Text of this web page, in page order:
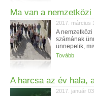
Ma van a nemzetközi
2017. március
A
számának
ünnepelik,
Tovább
A harcsa az év hala,
2017. január